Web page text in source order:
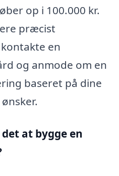
op i 100.000 kr.
præcist
en
og anmode om en
baseret på dine
at bygge en